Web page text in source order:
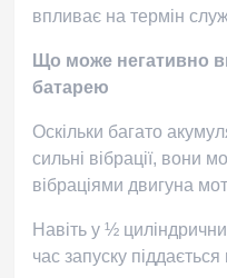
впливає на термін
Що може негативно
батарею
Оскільки багато
сильні вібрації, вони
вібраціями двигуна
Навіть у ½
час запуску